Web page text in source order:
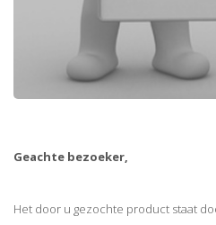
Geachte bezoeker,
Het door u gezochte product staat